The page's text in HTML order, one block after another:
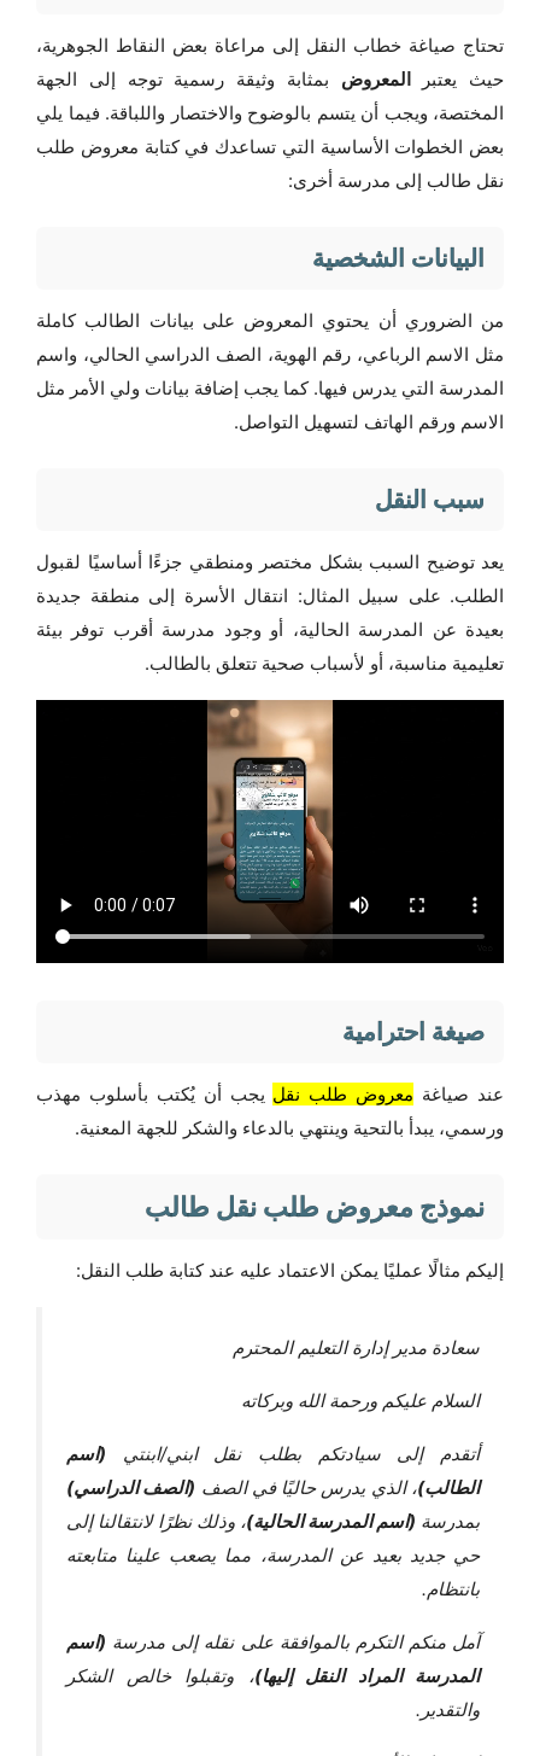
تحتاج صياغة خطاب النقل إلى مراعاة بعض النقاط الجوهرية،
حيث يعتبرالمعروض بمثابة وثيقة رسمية توجه إلى الجهة
المختصة، ويجب أن يتسم بالوضوح والاختصار واللباقة. فيما يلي
بعض الخطوات الأساسية التي تساعدك في كتابة معروض طلب
نقل طالب إلى مدرسة أخرى:
البيانات الشخصية
من الضروري أن يحتوي المعروض على بيانات الطالب كاملة
مثل الاسم الرباعي، رقم الهوية، الصف الدراسي الحالي، واسم
المدرسة التي يدرس فيها. كما يجب إضافة بيانات ولي الأمر مثل
الاسم ورقم الهاتف لتسهيل التواصل.
سبب النقل
يعد توضيح السبب بشكل مختصر ومنطقي جزءًا أساسيًا لقبول
الطلب. على سبيل المثال: انتقال الأسرة إلى منطقة جديدة
بعيدة عن المدرسة الحالية، أو وجود مدرسة أقرب توفر بيئة
تعليمية مناسبة، أو لأسباب صحية تتعلق بالطالب.
صيغة احترامية
عند صياغة معروض طلب نقل يجب أن يُكتب بأسلوب مهذب
ورسمي، يبدأ بالتحية وينتهي بالدعاء والشكر للجهة المعنية.
نموذج معروض طلب نقل طالب
إليكم مثالًا عمليًا يمكن الاعتماد عليه عند كتابة طلب النقل:
سعادة مدير إدارة التعليم المحترم
السلام عليكم ورحمة الله وبركاته
أتقدم إلى سيادتكم بطلب نقل ابني/ابنتي (اسم
الطالب)، الذي يدرس حاليًا في الصف (الصف الدراسي)
بمدرسة (اسم المدرسة الحالية)، وذلك نظرًا لانتقالنا إلى
حي جديد بعيد عن المدرسة، مما يصعب علينا متابعته
بانتظام.
آمل منكم التكرم بالموافقة على نقله إلى مدرسة (اسم
المدرسة المراد النقل إليها)، وتقبلوا خالص الشكر
والتقدير.